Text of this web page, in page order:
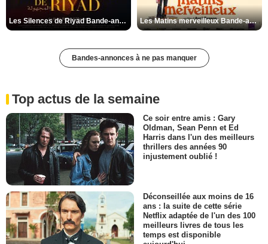
Les Silences de Riyad Bande-annonce VO STFR Les Matins merveilleux Bande-annonce VF
Bandes-annonces à ne pas manquer
Top actus de la semaine
Ce soir entre amis : Gary
Oldman, Sean Penn et Ed
Harris dans l'un des meilleurs
thrillers des années 90
injustement oublié !
Déconseillée aux moins de 16
ans : la suite de cette série
Netflix adaptée de l'un des 100
meilleurs livres de tous les
temps est disponible